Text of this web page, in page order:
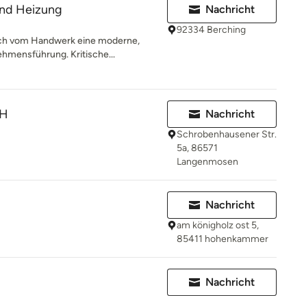
Heizung
vom Handwerk eine moderne,
Kritische...
Nachricht
92334 Berching
Nachricht
Schrobenhausener Str.
5a, 86571
Langenmosen
Nachricht
am königholz ost 5,
85411 hohenkammer
Nachricht